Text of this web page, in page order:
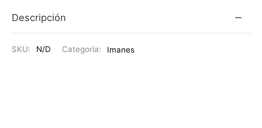
Descripción
SKU: N/D Categoría: Imanes